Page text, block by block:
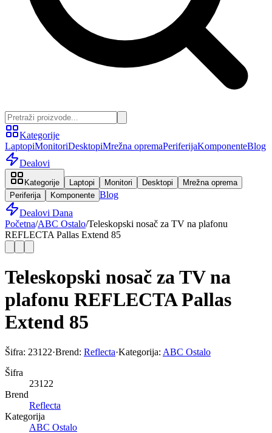
Kategorije
LaptopiMonitoriDesktopiMrežna opremaPeriferijaKomponenteBlog
Dealovi
Kategorije Laptopi Monitori Desktopi
Mrežna oprema
Periferija
Komponente Blog
Dealovi Dana
Početna/ABC Ostalo/Teleskopski nosač za TV na plafonu
REFLECTA Pallas Extend 85
Teleskopski nosač za TV na
plafonu REFLECTA Pallas
Extend 85
Šifra: 23122·Brend: Reflecta·Kategorija: ABC Ostalo
Šifra
23122
Brend
Reflecta
Kategorija
ABC Ostalo